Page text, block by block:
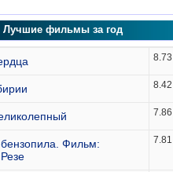
Лучшие фильмы за год
8.73
8.42
7.86
Фильм:
7.81